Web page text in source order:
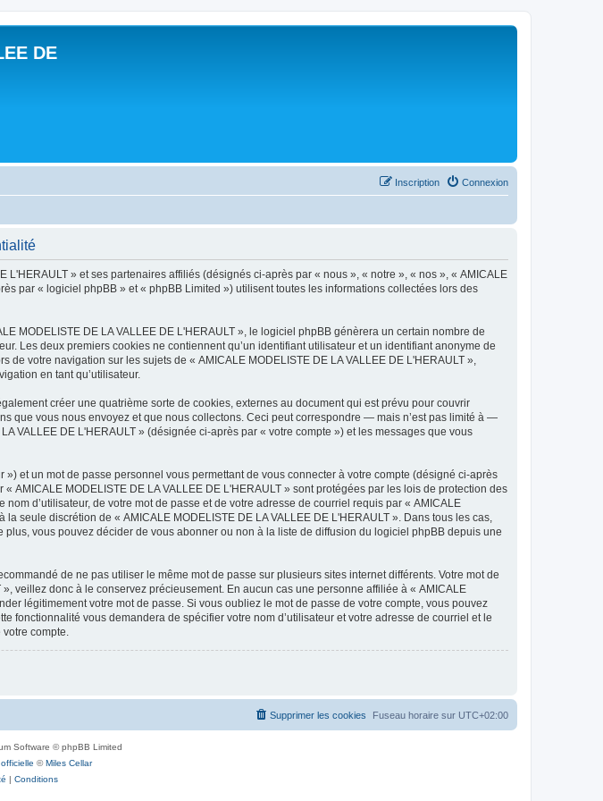
DE
Connexion
Inscription
» et ses partenaires affiliés (désignés ci-après par « nous », « notre », « nos », « AMICALE
par « logiciel phpBB » et « phpBB Limited ») utilisent toutes les informations collectées lors des
MODELISTE DE LA VALLEE DE L'HERAULT », le logiciel phpBB génèrera un certain nombre de
Les deux premiers cookies ne contiennent qu’un identifiant utilisateur et un identifiant anonyme de
votre navigation sur les sujets de « AMICALE MODELISTE DE LA VALLEE DE L'HERAULT »,
en tant qu’utilisateur.
créer une quatrième sorte de cookies, externes au document qui est prévu pour couvrir
que vous nous envoyez et que nous collectons. Ceci peut correspondre — mais n’est pas limité à —
VALLEE DE L'HERAULT » (désignée ci-après par « votre compte ») et les messages que vous
et un mot de passe personnel vous permettant de vous connecter à votre compte (désigné ci-après
MODELISTE DE LA VALLEE DE L'HERAULT » sont protégées par les lois de protection des
d’utilisateur, de votre mot de passe et de votre adresse de courriel requis par « AMICALE
seule discrétion de « AMICALE MODELISTE DE LA VALLEE DE L'HERAULT ». Dans tous les cas,
vous pouvez décider de vous abonner ou non à la liste de diffusion du logiciel phpBB depuis une
de ne pas utiliser le même mot de passe sur plusieurs sites internet différents. Votre mot de
veillez donc à le conservez précieusement. En aucun cas une personne affiliée à « AMICALE
légitimement votre mot de passe. Si vous oubliez le mot de passe de votre compte, vous pouvez
fonctionnalité vous demandera de spécifier votre nom d’utilisateur et votre adresse de courriel et le
compte.
Fuseau horaire sur UTC+02:00
Supprimer les cookies
Software © phpBB Limited
©Miles Cellar
| Conditions